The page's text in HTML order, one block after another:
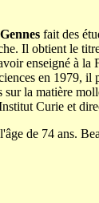
fait des
Il obtient le
enseigné à
en 1979,
sur la matière
Curie et
de 74 ans.